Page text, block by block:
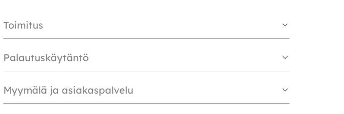
Toimitus
Palautuskäytäntö
Myymälä ja asiakaspalvelu